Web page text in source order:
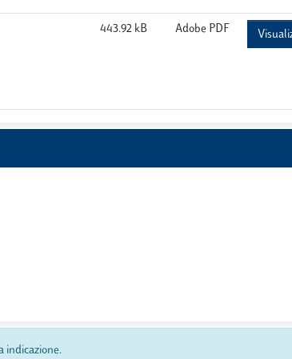
443.92 kB Adobe PDF
indicazione.